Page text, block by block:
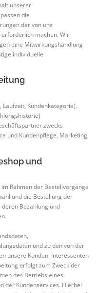
unserer
die
der von uns
machen. Wir
eine Mitwirkungshandlung
individuelle
Kundenkategorie).
zwecks
und Kundenpflege, Marketing,
und
Rahmen der Bestellvorgänge
und die Bestellung der
Bezahlung und
und zu den von der
unsere Kunden, Interessenten
erfolgt zum Zweck der
des Betriebs eines
der Kundenservices. Hierbei